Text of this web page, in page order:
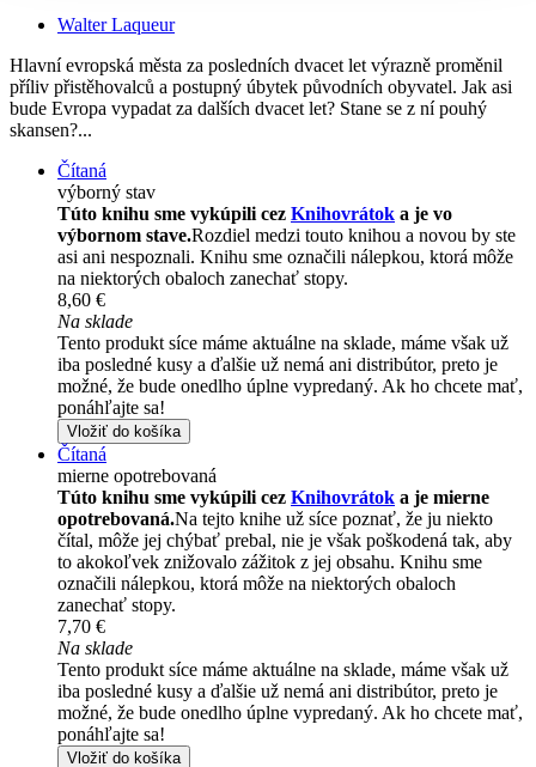
Walter Laqueur
Hlavní evropská města za posledních dvacet let výrazně proměnil
příliv přistěhovalců a postupný úbytek původních obyvatel. Jak asi
bude Evropa vypadat za dalších dvacet let? Stane se z ní pouhý
skansen?...
Čítaná
výborný stav
Túto knihu sme vykúpili cez Knihovrátok a je vo
výbornom stave.Rozdiel medzi touto knihou a novou by ste
asi ani nespoznali. Knihu sme označili nálepkou, ktorá môže
na niektorých obaloch zanechať stopy.
8,60 €
Na sklade
Tento produkt síce máme aktuálne na sklade, máme však už
iba posledné kusy a ďalšie už nemá ani distribútor, preto je
možné, že bude onedlho úplne vypredaný. Ak ho chcete mať,
ponáhľajte sa!
Vložiť do košíka
Čítaná
mierne opotrebovaná
Túto knihu sme vykúpili cez Knihovrátok a je mierne
opotrebovaná.Na tejto knihe už síce poznať, že ju niekto
čítal, môže jej chýbať prebal, nie je však poškodená tak, aby
to akokoľvek znižovalo zážitok z jej obsahu. Knihu sme
označili nálepkou, ktorá môže na niektorých obaloch
zanechať stopy.
7,70 €
Na sklade
Tento produkt síce máme aktuálne na sklade, máme však už
iba posledné kusy a ďalšie už nemá ani distribútor, preto je
možné, že bude onedlho úplne vypredaný. Ak ho chcete mať,
ponáhľajte sa!
Vložiť do košíka